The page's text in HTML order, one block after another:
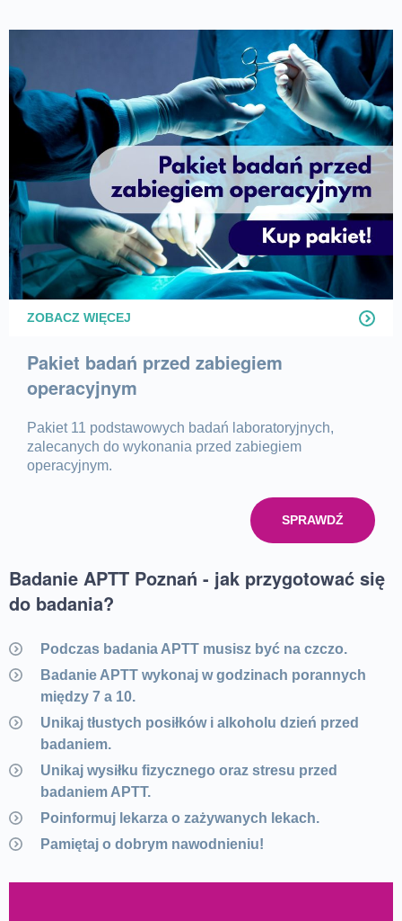
ZOBACZ WIĘCEJ
Pakiet badań przed zabiegiem
operacyjnym
Pakiet 11 podstawowych badań laboratoryjnych,
zalecanych do wykonania przed zabiegiem
operacyjnym.
SPRAWDŹ
Badanie APTT Poznań - jak przygotować się
do badania?
Podczas badania APTT musisz być na czczo.
Badanie APTT wykonaj w godzinach porannych
między 7 a 10.
Unikaj tłustych posiłków i alkoholu dzień przed
badaniem.
Unikaj wysiłku fizycznego oraz stresu przed
badaniem APTT.
Poinformuj lekarza o zażywanych lekach.
Pamiętaj o dobrym nawodnieniu!